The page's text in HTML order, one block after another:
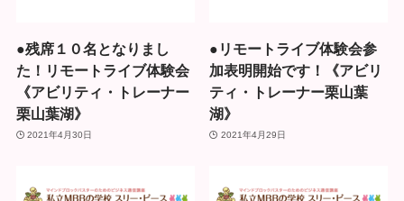
●残席１０名となりまし
た！リモートライブ体験会
《アビリティ・トレーナー
栗山葉湖》
2021年4月30日
●リモートライブ体験会参
加表明開始です！《アビリ
ティ・トレーナー栗山葉
湖》
2021年4月29日